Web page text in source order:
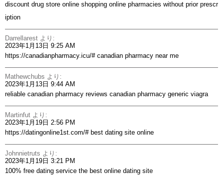
discount drug store online shopping online pharmacies without prior prescr
iption
Darrellarest より:
2023年1月13日 9:25 AM
https://canadianpharmacy.icu/#canadian pharmacy near me
Mathewchubs より:
2023年1月13日 9:44 AM
reliable canadian pharmacy reviews canadian pharmacy generic viagra
Martinfut より:
2023年1月19日 2:56 PM
https://datingonline1st.com/#best dating site online
Johnnietruts より:
2023年1月19日 3:21 PM
100% free dating service the best online dating site